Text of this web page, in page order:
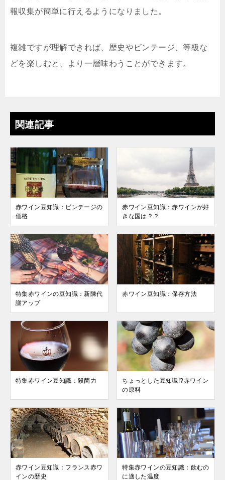
報収集が簡単に行えるようになりました。
複雑ですが理解できれば、歴史やビンテージ、等級な
どを楽しむと、より一層味わうことができます。
関連記事
赤ワイン豆知識：ビンテージの
価格
赤ワイン豆知識：赤ワインが好
きな国は？？
特集赤ワインの豆知識：新陳代
謝アップ
赤ワイン豆知識：保存方法
特集赤ワイン豆知識：殺菌力
ちょっとした豆知識!?赤ワイン
の原料
赤ワイン豆知識：フランス赤ワ
インの歴史
特集赤ワインの豆知識：飲むの
に適した温度